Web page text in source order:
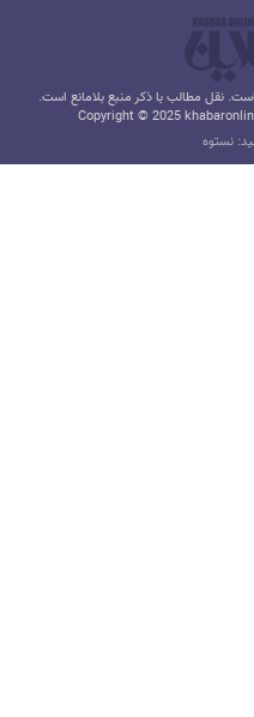
نقل مطالب با ذکر منبع بلامانع است.
Copyright © 2025
نستوه